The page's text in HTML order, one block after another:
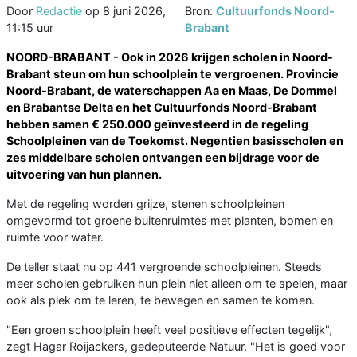
Door Redactie op 8 juni 2026,
11:15 uur
Bron:Cultuurfonds Noord-
Brabant
NOORD-BRABANT - Ook in 2026 krijgen scholen in Noord-
Brabant steun om hun schoolplein te vergroenen. Provincie
Noord-Brabant, de waterschappen Aa en Maas, De Dommel
en Brabantse Delta en het Cultuurfonds Noord-Brabant
hebben samen € 250.000 geïnvesteerd in de regeling
Schoolpleinen van de Toekomst. Negentien basisscholen en
zes middelbare scholen ontvangen een bijdrage voor de
uitvoering van hun plannen.
Met de regeling worden grijze, stenen schoolpleinen
omgevormd tot groene buitenruimtes met planten, bomen en
ruimte voor water.
De teller staat nu op 441 vergroende schoolpleinen. Steeds
meer scholen gebruiken hun plein niet alleen om te spelen, maar
ook als plek om te leren, te bewegen en samen te komen.
"Een groen schoolplein heeft veel positieve effecten tegelijk",
zegt Hagar Roijackers, gedeputeerde Natuur. "Het is goed voor